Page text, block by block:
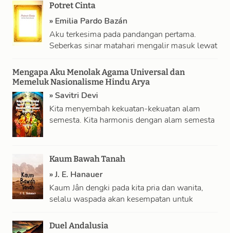
Potret Cinta
» Emilia Pardo Bazán
Aku terkesima pada pandangan pertama.
Seberkas sinar matahari mengalir masuk lewat
yang seolah ingin …
Mengapa Aku Menolak Agama Universal dan
Memeluk Nasionalisme Hindu Arya
»Savitri Devi
Kita menyembah kekuatan-kekuatan alam
semesta. Kita harmonis dengan alam semesta
Kaum Bawah Tanah
»J. E. Hanauer
Kaum Jân dengki pada kita pria dan wanita,
selalu waspada akan kesempatan untuk
Duel Andalusia